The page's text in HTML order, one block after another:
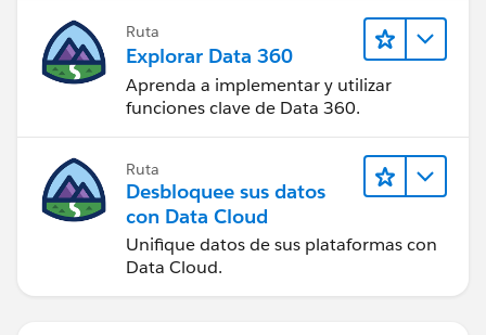
Ruta
Explorar Data 360
Aprenda a implementar y utilizar
funciones clave de Data 360.
Ruta
Desbloquee sus datos
con Data Cloud
Unifique datos de sus plataformas con
Data Cloud.